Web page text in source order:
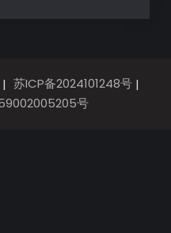
苏ICP备2024101248号 |
号